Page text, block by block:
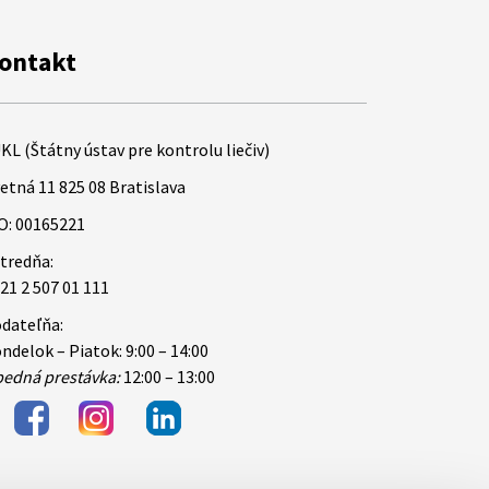
(Štátny ústav pre kontrolu liečiv)
11 825 08 Bratislava
00165221
2 507 01 111
– Piatok: 9:00 – 14:00
prestávka:12:00 – 13:00